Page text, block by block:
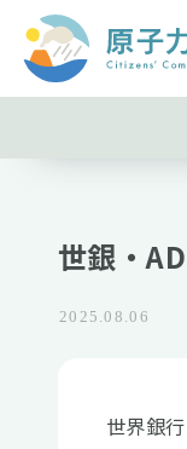
世銀・
2025.08.06
世界銀